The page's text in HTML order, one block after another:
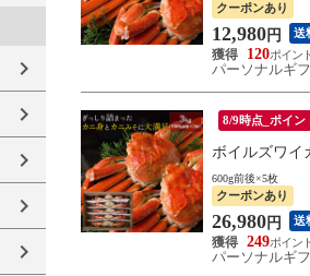
クーポンあり
12,980 円 送
120
パーソナルギ
8/9時点_ポイン
ボイルズワイ
600g前後×5枚
クーポンあり
26,980 円 送
249
パーソナルギ